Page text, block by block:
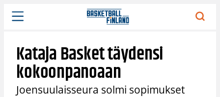
Siirry
sisältöön
Kataja Basket täydensi
kokoonpanoaan
Joensuulaisseura solmi sopimukset